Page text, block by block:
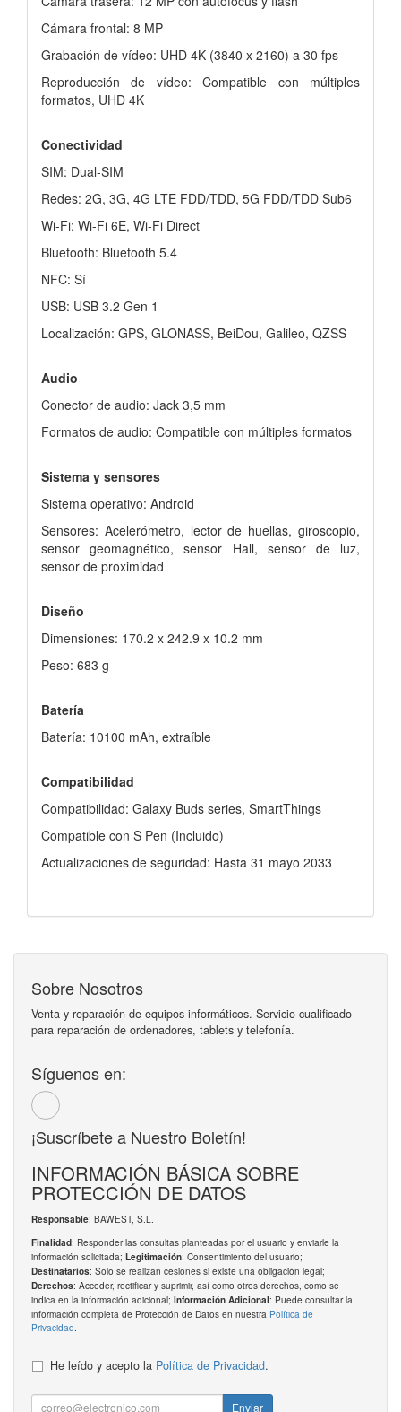
Cámara frontal: 8 MP
Grabación de vídeo: UHD 4K (3840 x 2160) a 30 fps
Reproducción de vídeo: Compatible con múltiples
formatos, UHD 4K
Conectividad
SIM: Dual-SIM
Redes: 2G, 3G, 4G LTE FDD/TDD, 5G FDD/TDD Sub6
Wi-Fi: Wi-Fi 6E, Wi-Fi Direct
Bluetooth: Bluetooth 5.4
NFC: Sí
USB: USB 3.2 Gen 1
Localización: GPS, GLONASS, BeiDou, Galileo, QZSS
Audio
Conector de audio: Jack 3,5 mm
Formatos de audio: Compatible con múltiples formatos
Sistema y sensores
Sistema operativo: Android
Sensores: Acelerómetro, lector de huellas, giroscopio,
sensor geomagnético, sensor Hall, sensor de luz,
sensor de proximidad
Diseño
Dimensiones: 170.2 x 242.9 x 10.2 mm
Peso: 683 g
Batería
Batería: 10100 mAh, extraíble
Compatibilidad
Compatibilidad: Galaxy Buds series, SmartThings
Compatible con S Pen (Incluido)
Actualizaciones de seguridad: Hasta 31 mayo 2033
Sobre Nosotros
Venta y reparación de equipos informáticos. Servicio cualificado
para reparación de ordenadores, tablets y telefonía.
Síguenos en:
¡Suscríbete a Nuestro Boletín!
INFORMACIÓN BÁSICA SOBRE
PROTECCIÓN DE DATOS
Responsable: BAWEST, S.L.
Finalidad: Responder las consultas planteadas por el usuario y enviarle la
información solicitada; Legitimación: Consentimiento del usuario;
Destinatarios: Solo se realizan cesiones si existe una obligación legal;
Derechos: Acceder, rectificar y suprimir, así como otros derechos, como se
indica en la información adicional; Información Adicional: Puede consultar la
información completa de Protección de Datos en nuestra Política de
Privacidad
He leído y acepto la Política de Privacidad.
Enviar